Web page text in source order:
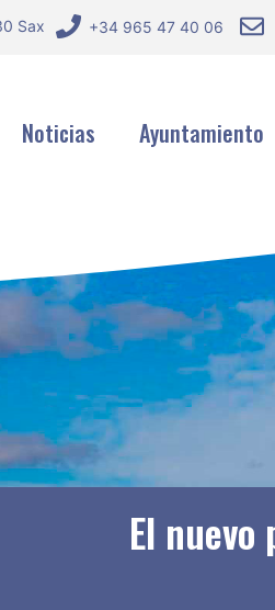
Sax +34 965 47 40 06
Noticias Ayuntamiento
El